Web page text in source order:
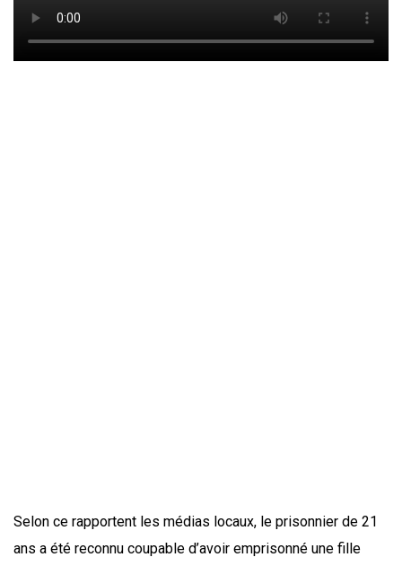
Selon ce rapportent les médias locaux, le prisonnier de 21
ans a été reconnu coupable d’avoir emprisonné une fille